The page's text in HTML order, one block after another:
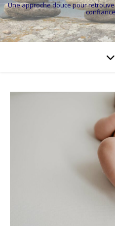
Une approche douce pour